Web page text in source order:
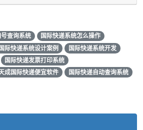
查询系统
国际快递系统怎么操作
际快递系统设计案例
国际快递系统开发
国际快递发票打印系统
成国际快递便宜软件 国际快递自动查询系统